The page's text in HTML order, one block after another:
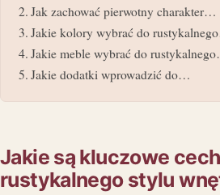
Jak zachować pierwotny charakter…
Jakie kolory wybrać do
Jakie meble wybrać do
Jakie dodatki wprowadzić do…
Jakie są kluczowe
rustykalnego stylu